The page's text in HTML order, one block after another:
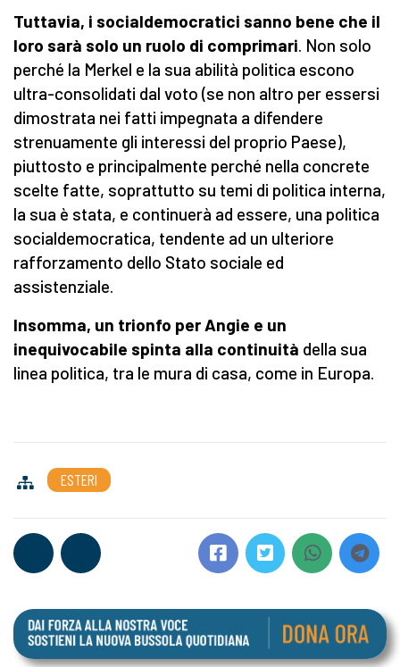
Tuttavia, i socialdemocratici sanno bene che il
loro sarà solo un ruolo di comprimari. Non solo
perché la Merkel e la sua abilità politica escono
ultra-consolidati dal voto (se non altro per essersi
dimostrata nei fatti impegnata a difendere
strenuamente gli interessi del proprio Paese),
piuttosto e principalmente perché nella concrete
scelte fatte, soprattutto su temi di politica interna,
la sua è stata, e continuerà ad essere, una politica
socialdemocratica, tendente ad un ulteriore
rafforzamento dello Stato sociale ed
assistenziale.
Insomma, un trionfo per Angie e un
inequivocabile spinta alla continuità della sua
linea politica, tra le mura di casa, come in Europa.
ESTERI